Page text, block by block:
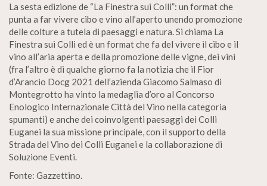
La sesta edizione de “La Finestra sui Colli”: un format che
punta a far vivere cibo e vino all’aperto unendo promozione
delle colture a tutela di paesaggi e natura. Si chiama La
Finestra sui Colli ed è un format che fa del vivere il cibo e il
vino all’aria aperta e della promozione delle vigne, dei vini
(fra l’altro è di qualche giorno fa la notizia che il Fior
d’Arancio Docg 2021 dell’azienda Giacomo Salmaso di
Montegrotto ha vinto la medaglia d’oro al Concorso
Enologico Internazionale Città del Vino nella categoria
spumanti) e anche dei coinvolgenti paesaggi dei Colli
Euganei la sua missione principale, con il supporto della
Strada del Vino dei Colli Euganei e la collaborazione di
Soluzione Eventi.
Fonte: Gazzettino.